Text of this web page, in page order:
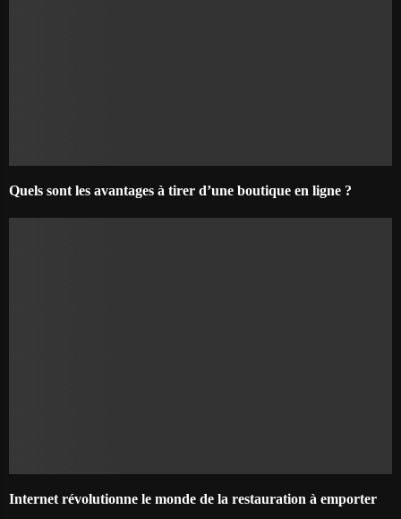
Quels sont les avantages à tirer d’une boutique en ligne ?
Internet révolutionne le monde de la restauration à emporter